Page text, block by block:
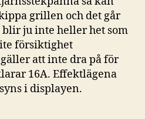
grillen och det går
ju inte heller het som
försiktighet
att inte dra på för
16A. Effektlägena
i displayen.